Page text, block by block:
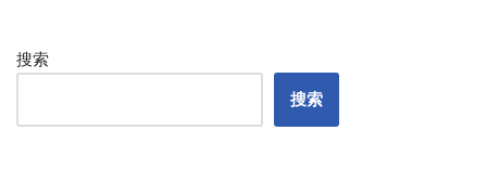
搜索
搜索